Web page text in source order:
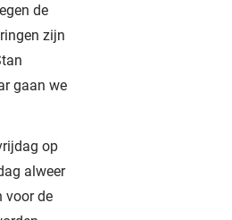
de
zijn
gaan we
op
alweer
voor de